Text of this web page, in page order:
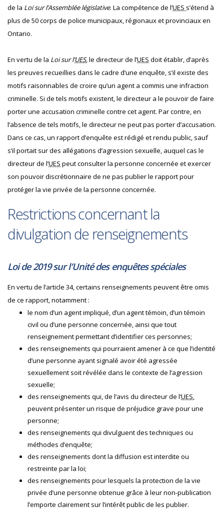
de la Loi sur l’Assemblée législative. La compétence de l’UES s’étend à
plus de 50 corps de police municipaux, régionaux et provinciaux en
Ontario.
En vertu de la Loi sur l’UES, le directeur de l’UES doit établir, d’après
les preuves recueillies dans le cadre d’une enquête, s’il existe des
motifs raisonnables de croire qu’un agent a commis une infraction
criminelle. Si de tels motifs existent, le directeur a le pouvoir de faire
porter une accusation criminelle contre cet agent. Par contre, en
l’absence de tels motifs, le directeur ne peut pas porter d’accusation.
Dans ce cas, un rapport d’enquête est rédigé et rendu public, sauf
s’il portait sur des allégations d’agression sexuelle, auquel cas le
directeur de l’UES peut consulter la personne concernée et exercer
son pouvoir discrétionnaire de ne pas publier le rapport pour
protéger la vie privée de la personne concernée.
Restrictions concernant la
divulgation de renseignements
Loi de 2019 sur l’Unité des enquêtes spéciales
En vertu de l’article 34, certains renseignements peuvent être omis
de ce rapport, notamment :
le nom d’un agent impliqué, d’un agent témoin, d’un témoin
civil ou d’une personne concernée, ainsi que tout
renseignement permettant d’identifier ces personnes;
des renseignements qui pourraient amener à ce que l’identité
d’une personne ayant signalé avoir été agressée
sexuellement soit révélée dans le contexte de l’agression
sexuelle;
des renseignements qui, de l’avis du directeur de l’UES,
peuvent présenter un risque de préjudice grave pour une
personne;
des renseignements qui divulguent des techniques ou
méthodes d’enquête;
des renseignements dont la diffusion est interdite ou
restreinte par la loi;
des renseignements pour lesquels la protection de la vie
privée d’une personne obtenue grâce à leur non-publication
l’emporte clairement sur l’intérêt public de les publier.